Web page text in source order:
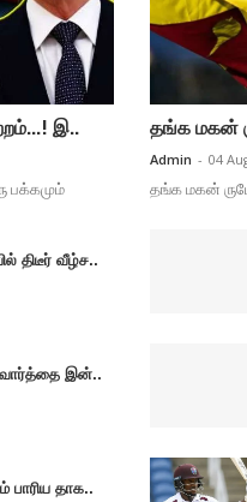
இ..
பக்கமும்
திடீர் வீழ்ச..
இன்..
பாரிய தாக..
தங்க மகன்
Admin - 04
தங்க மகன்